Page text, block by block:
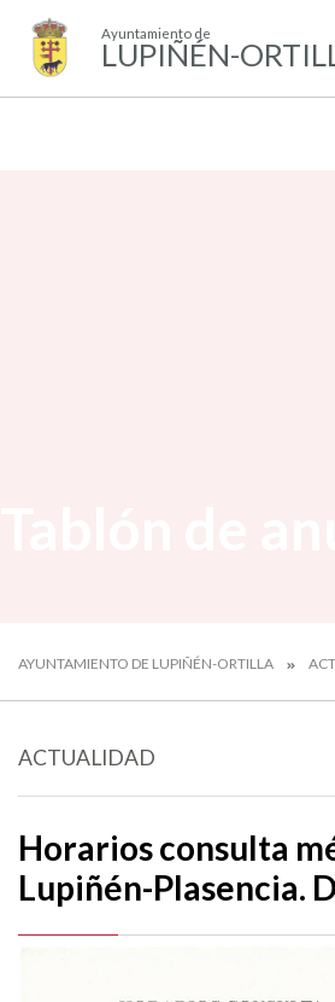
Ayuntamiento de
LUPIÑÉN-
AYUNTAMIENTO DE LUPIÑÉN-ORTILLA
ACTUALIDAD
Horarios consulta
Lupiñén-Plasencia.